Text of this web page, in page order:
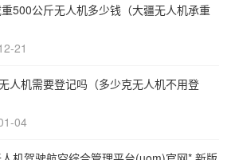
500公斤无人机多少钱（大疆无人机承重
21
人机需要登记吗（多少克无人机不用登
04